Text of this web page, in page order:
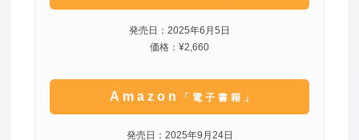
発売日：2025年6月5日
価格：¥2,660
Amazon 「電子書籍」
発売日：2025年9月24日